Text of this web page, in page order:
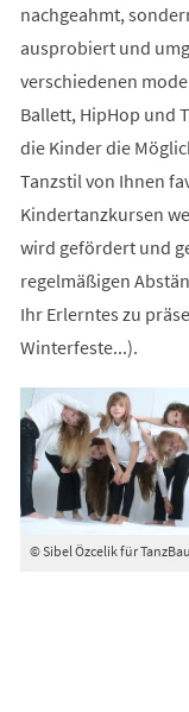
nachgeahmt,
ausprobiert und
verschiedenen
Ballett, HipHop und
die Kinder die
Tanzstil von Ihnen
Kindertanzkursen
wird gefördert und
regelmäßigen
Ihr Erlerntes zu
Winterfeste...).
© Sibel Özcelik für TanzBau